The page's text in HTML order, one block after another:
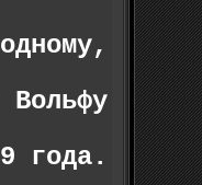
Вольфу
года.